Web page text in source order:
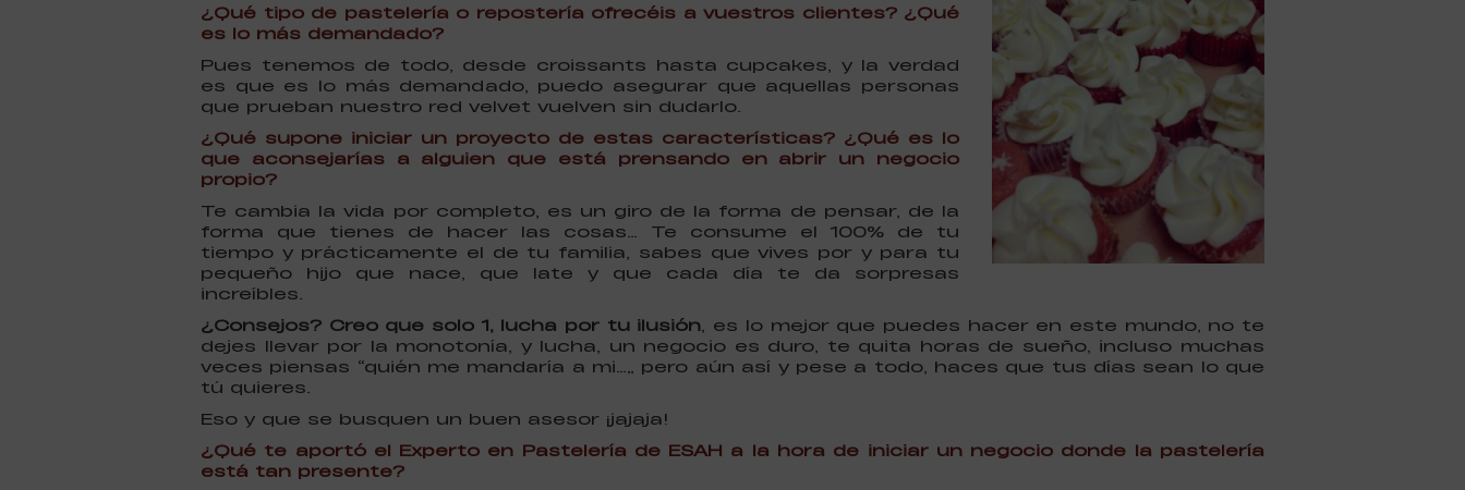
¿Qué tipo de pastelería o repostería ofrecéis a vuestros clientes? ¿Qué
es lo más demandado?
Pues tenemos de todo, desde croissants hasta cupcakes, y la verdad
es que es lo más demandado, puedo asegurar que aquellas personas
que prueban nuestro red velvet vuelven sin dudarlo.
¿Qué supone iniciar un proyecto de estas características? ¿Qué es lo
que aconsejarías a alguien que está prensando en abrir un negocio
propio?
Te cambia la vida por completo, es un giro de la forma de pensar, de la
forma que tienes de hacer las cosas… Te consume el 100% de tu
tiempo y prácticamente el de tu familia, sabes que vives por y para tu
pequeño hijo que nace, que late y que cada día te da sorpresas
increíbles.
¿Consejos? Creo que solo 1, lucha por tu ilusión , es lo mejor que puedes hacer en este mundo, no te
dejes llevar por la monotonía, y lucha, un negocio es duro, te quita horas de sueño, incluso muchas
veces piensas “quién me mandaría a mi…” pero aún así y pese a todo, haces que tus días sean lo que
tú quieres.
Eso y que se busquen un buen asesor ¡jajaja!
¿Qué te aportó el Experto en Pastelería de ESAH a la hora de iniciar un negocio donde la pastelería
está tan presente?